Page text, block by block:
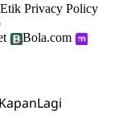
Privacy Policy
Bola.com